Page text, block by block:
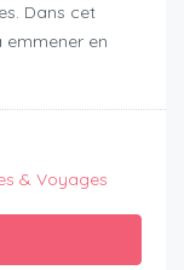
Dans cet
emmener en
& Voyages